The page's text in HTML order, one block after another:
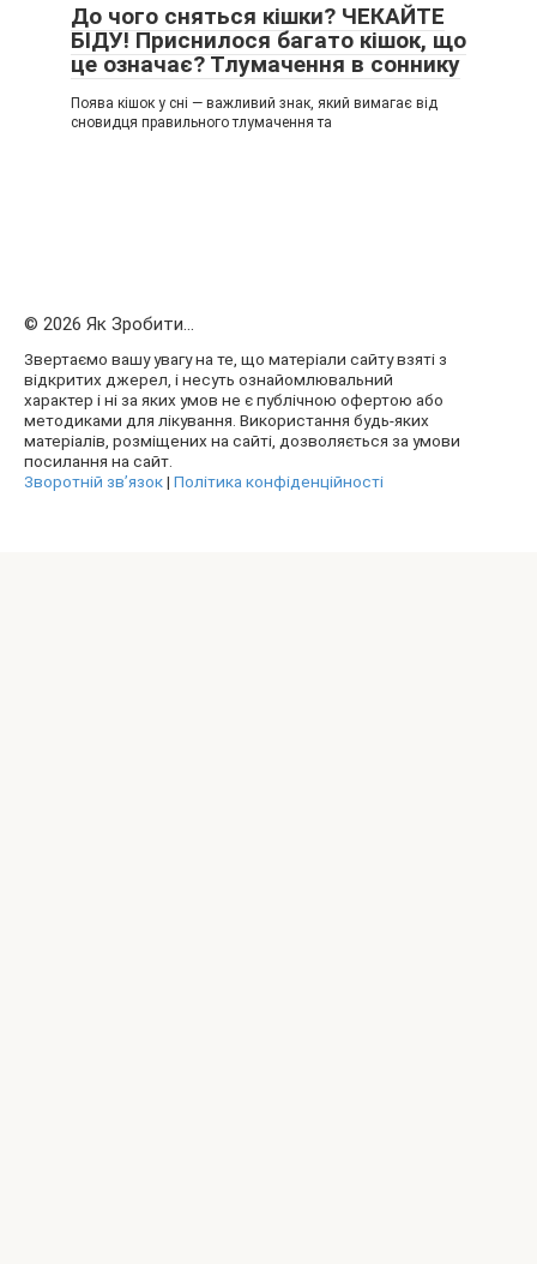
До чого сняться кішки? ЧЕКАЙТЕ
БІДУ! Приснилося багато кішок, що
це означає? Тлумачення в соннику
Поява кішок у сні — важливий знак, який вимагає від
сновидця правильного тлумачення та
© 2026 Як Зробити...
Звертаємо вашу увагу на те, що матеріали сайту взяті з
відкритих джерел, і несуть ознайомлювальний
характер і ні за яких умов не є публічною офертою або
методиками для лікування. Використання будь-яких
матеріалів, розміщених на сайті, дозволяється за умови
посилання на сайт.
Зворотній зв’язок| Політика конфіденційності